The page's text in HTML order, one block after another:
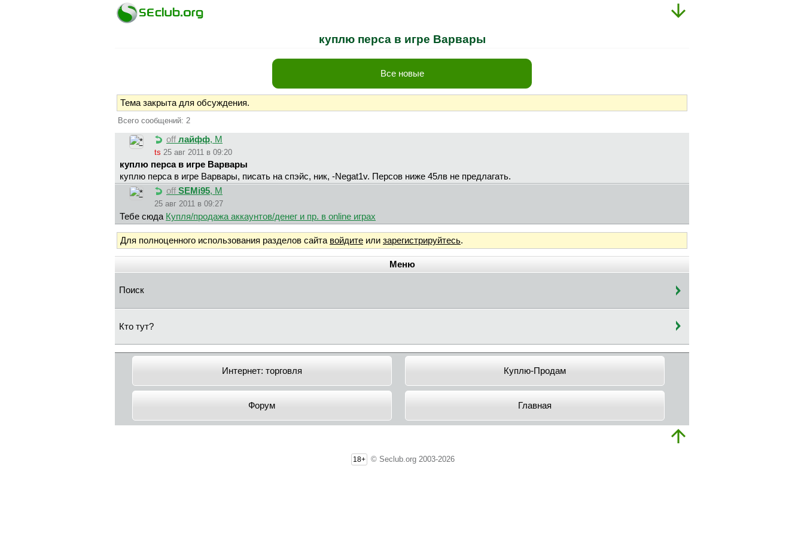
куплю перса в игре Варвары
Все новые
Тема закрыта для обсуждения.
Всего сообщений: 2
off лaйфф, М
ts 25 авг 2011 в 09:20
куплю перса в игре Варвары
куплю перса в игре Варвары, писать на спэйс, ник, -Negat1v. Персов ниже 45лв не предлагать.
off SEMi95, М
25 авг 2011 в 09:27
Тебе сюда Купля/продажа аккаунтов/денег и пр. в online играх
Для полноценного использования разделов сайта войдите или зарегистрируйтесь.
Меню
Поиск
Кто тут?
Интернет: торговля Куплю-Продам
Форум Главная
18+ © Seclub.org 2003-2026